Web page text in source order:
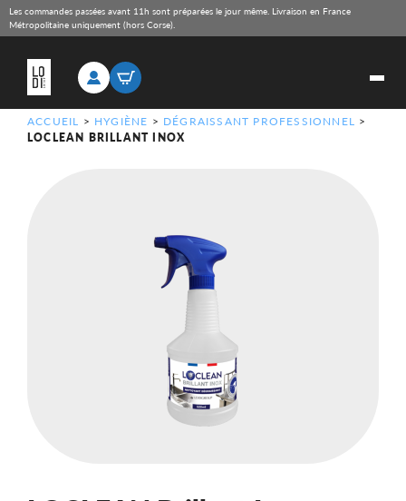
Les commandes passées avant 11h sont préparées le jour même. Livraison en France
Métropolitaine uniquement (hors Corse).
ACCUEIL > HYGIÈNE > DÉGRAISSANT PROFESSIONNEL >
LOCLEAN BRILLANT INOX